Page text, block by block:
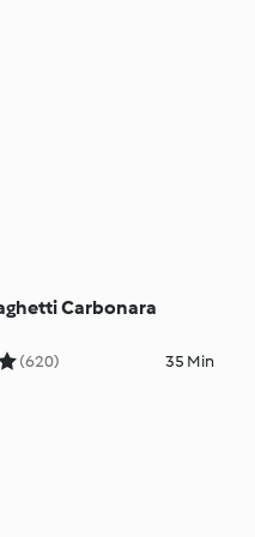
Carbonara
(620) 35 Min